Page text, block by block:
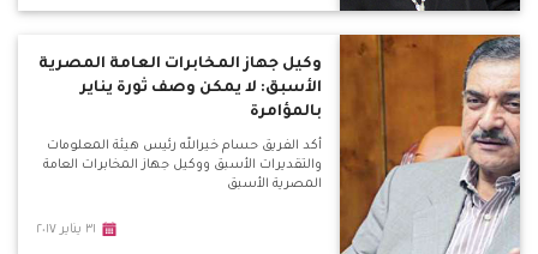
وكيل جهاز المخابرات العامة المصرية
الأسبق: لا يمكن وصف ثورة يناير
بالمؤامرة
أكد الفريق حسام خيرالله رئيس هيئة المعلومات
والتقديرات الأسبق ووكيل جهاز المخابرات العامة
المصرية الأسبق
٣١ يناير ٢٠١٧